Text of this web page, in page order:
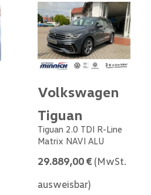
Volkswagen
Tiguan
Tiguan 2.0 TDI R-Line
Matrix NAVI ALU
29.889,00 € (MwSt.
ausweisbar)